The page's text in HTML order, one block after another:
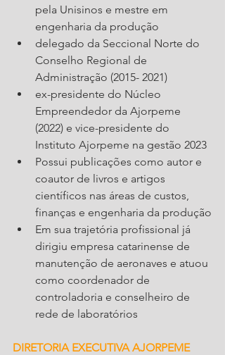
pela Unisinos e mestre em
engenharia da produção
delegado da Seccional Norte do
Conselho Regional de
Administração (2015- 2021)
ex-presidente do Núcleo
Empreendedor da Ajorpeme
(2022) e vice-presidente do
Instituto Ajorpeme na gestão 2023
Possui publicações como autor e
coautor de livros e artigos
científicos nas áreas de custos,
finanças e engenharia da produção
Em sua trajetória profissional já
dirigiu empresa catarinense de
manutenção de aeronaves e atuou
como coordenador de
controladoria e conselheiro de
rede de laboratórios
DIRETORIA EXECUTIVA AJORPEME